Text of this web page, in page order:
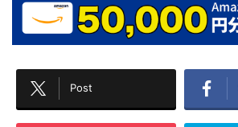
Post